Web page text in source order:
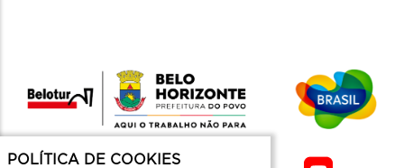
POLÍTICA DE COOKIES